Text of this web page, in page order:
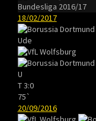
Bundesliga 2016/17
18/02/2017
Ude
U
T3:0
75`
20/09/2016